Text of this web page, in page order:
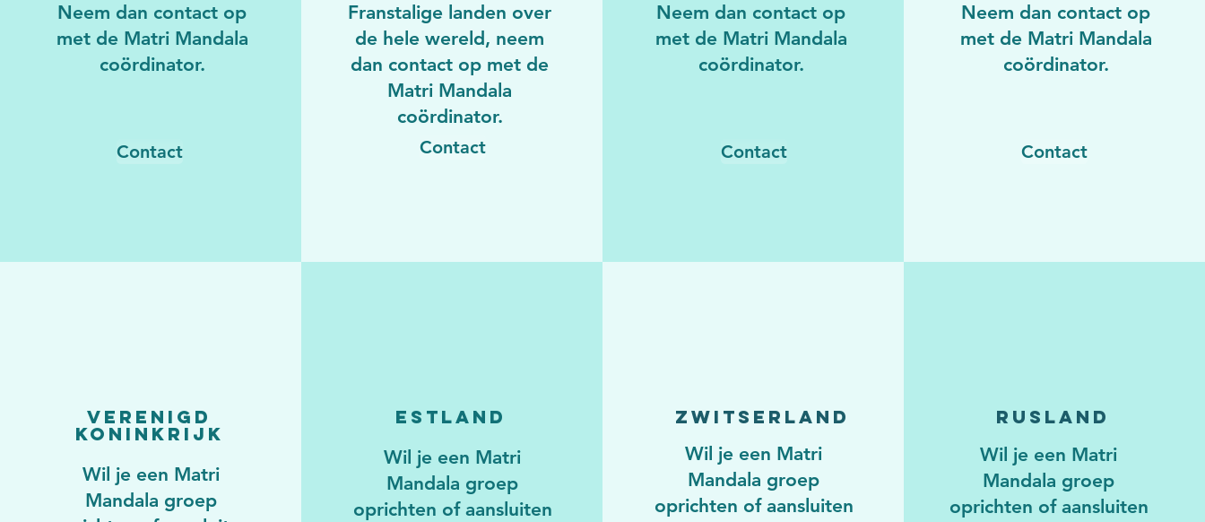
Neem dan contact op
met de Matri Mandala
coördinator.
Contact
Franstalige landen over
de hele wereld, neem
dan contact op met de
Matri Mandala
coördinator.
Contact
Neem dan contact op
met de Matri Mandala
coördinator.
Contact
Neem dan contact op
met de Matri Mandala
coördinator.
Contact
Verenigd
Koninkrijk
Wil je een Matri
Mandala groep
Estland
Wil je een Matri
Mandala groep
oprichten of aansluiten
Zwitserland
Wil je een Matri
Mandala groep
oprichten of aansluiten
Rusland
Wil je een Matri
Mandala groep
oprichten of aansluiten